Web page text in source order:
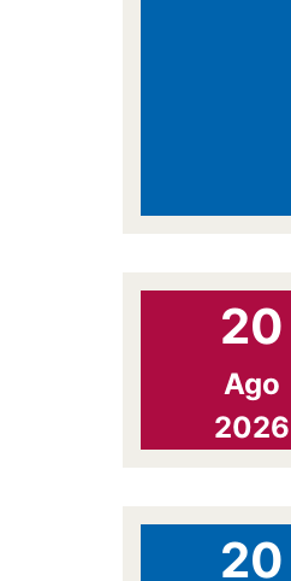
20
Ago
2026
20